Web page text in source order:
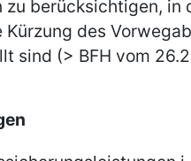
berücksichtigen, in
des
sind (> BFH vom